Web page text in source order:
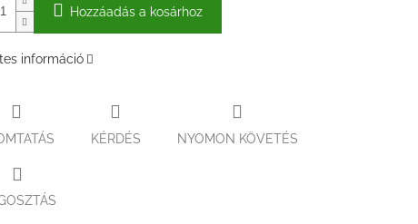
Hozzáadás a kosárhoz
információ
KÉRDÉS NYOMON KÖVETÉS